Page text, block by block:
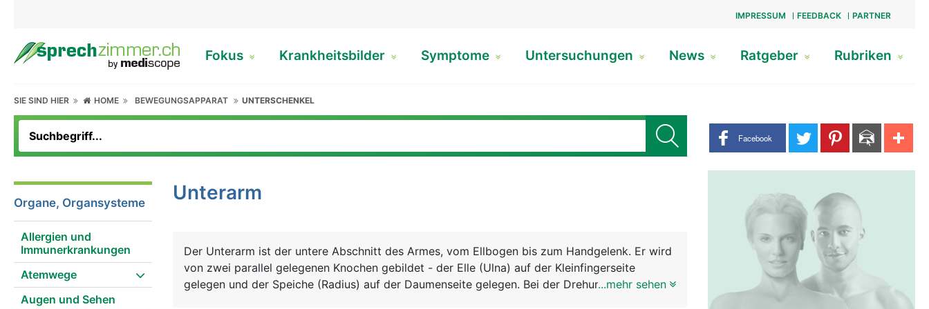
IMPRESSUM FEEDBACK PARTNER
Fokus Krankheitsbilder Symptome Untersuchungen News Ratgeber Rubriken
SIE SIND HIER HOME BEWEGUNGSAPPARAT UNTERSCHENKEL
Share buttons
Facebook
Organe, Organsysteme
Allergien und
Immunerkrankungen
Atemwege
Augen und Sehen
Unterarm
Der Unterarm ist der untere Abschnitt des Armes, vom Ellbogen bis zum Handgelenk. Er wird
von zwei parallel gelegenen Knochen gebildet - der Elle (Ulna) auf der Kleinfingerseite
gelegen und der Speiche (Radius) auf der Daumenseite gelegen. Bei der Drehung des...mehr sehen